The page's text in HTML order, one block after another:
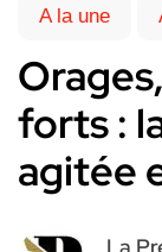
A la une
forts :
agitée